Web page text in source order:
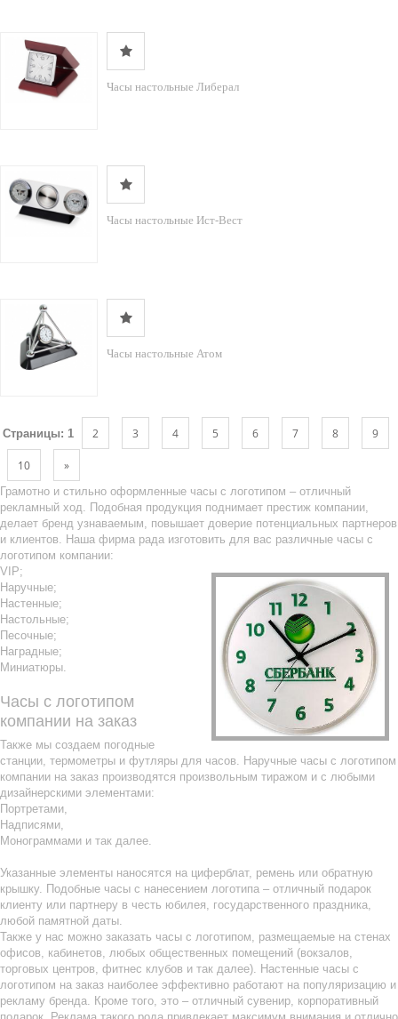
Часы настольные Либерал
Часы настольные Ист-Вест
Часы настольные Атом
Страницы: 1 2 3 4 5 6 7 8 9
10 »
Грамотно и стильно оформленные часы с логотипом – отличный
рекламный ход. Подобная продукция поднимает престиж компании,
делает бренд узнаваемым, повышает доверие потенциальных партнеров
и клиентов. Наша фирма рада изготовить для вас различные часы с
логотипом компании:
VIP;
Наручные;
Настенные;
Настольные;
Песочные;
Наградные;
Миниатюры.
Часы с логотипом
компании на заказ
Также мы создаем погодные
станции, термометры и футляры для часов. Наручные часы с логотипом
компании на заказ производятся произвольным тиражом и с любыми
дизайнерскими элементами:
Портретами,
Надписями,
Монограммами и так далее.
Указанные элементы наносятся на циферблат, ремень или обратную
крышку. Подобные часы с нанесением логотипа – отличный подарок
клиенту или партнеру в честь юбилея, государственного праздника,
любой памятной даты.
Также у нас можно заказать часы с логотипом, размещаемые на стенах
офисов, кабинетов, любых общественных помещений (вокзалов,
торговых центров, фитнес клубов и так далее). Настенные часы с
логотипом на заказ наиболее эффективно работают на популяризацию и
рекламу бренда. Кроме того, это – отличный сувенир, корпоративный